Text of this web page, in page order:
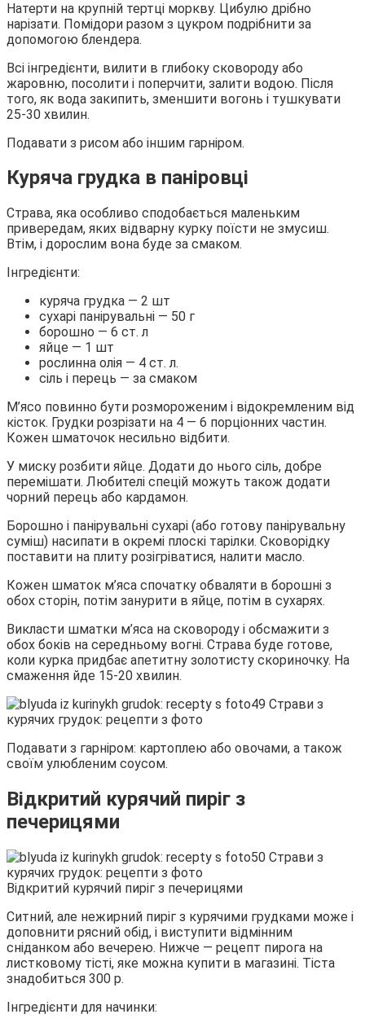
Натерти на крупній тертці моркву. Цибулю дрібно
нарізати. Помідори разом з цукром подрібнити за
допомогою блендера.
Всі інгредієнти, вилити в глибоку сковороду або
жаровню, посолити і поперчити, залити водою. Після
того, як вода закипить, зменшити вогонь і тушкувати
25-30 хвилин.
Подавати з рисом або іншим гарніром.
Куряча грудка в паніровці
Страва, яка особливо сподобається маленьким
привередам, яких відварну курку поїсти не змусиш.
Втім, і дорослим вона буде за смаком.
Інгредієнти:
куряча грудка — 2 шт
сухарі панірувальні — 50 г
борошно — 6 ст. л
яйце — 1 шт
рослинна олія — 4 ст. л.
сіль і перець — за смаком
М’ясо повинно бути розмороженим і відокремленим від
кісток. Грудки розрізати на 4 — 6 порціонних частин.
Кожен шматочок несильно відбити.
У миску розбити яйце. Додати до нього сіль, добре
перемішати. Любителі спецій можуть також додати
чорний перець або кардамон.
Борошно і панірувальні сухарі (або готову панірувальну
суміш) насипати в окремі плоскі тарілки. Сковорідку
поставити на плиту розігріватися, налити масло.
Кожен шматок м’яса спочатку обваляти в борошні з
обох сторін, потім занурити в яйце, потім в сухарях.
Викласти шматки м’яса на сковороду і обсмажити з
обох боків на середньому вогні. Страва буде готове,
коли курка придбає апетитну золотисту скориночку. На
смаження йде 15-20 хвилин.
Подавати з гарніром: картоплею або овочами, а також
своїм улюбленим соусом.
Відкритий курячий пиріг з
печерицями
Відкритий курячий пиріг з печерицями
Ситний, але нежирний пиріг з курячими грудками може і
доповнити рясний обід, і виступити відмінним
сніданком або вечерею. Нижче — рецепт пирога на
листковому тісті, яке можна купити в магазині. Тіста
знадобиться 300 р.
Інгредієнти для начинки: